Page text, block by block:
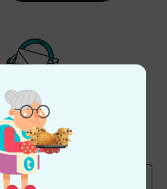
Newsletter
Newsletter und gewinne mit
50 Gutscheinenüber jeweils
Deals